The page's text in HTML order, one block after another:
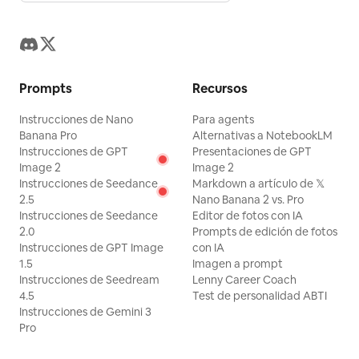
Prompts
Instrucciones de Nano
Banana Pro
Instrucciones de GPT
Image 2
Instrucciones de Seedance
2.5
Instrucciones de Seedance
2.0
Instrucciones de GPT Image
1.5
Instrucciones de Seedream
4.5
Instrucciones de Gemini 3
Pro
Recursos
Para agents
Alternativas a NotebookLM
Presentaciones de GPT
Image 2
Markdown a artículo de 𝕏
Nano Banana 2 vs. Pro
Editor de fotos con IA
Prompts de edición de fotos
con IA
Imagen a prompt
Lenny Career Coach
Test de personalidad ABTI